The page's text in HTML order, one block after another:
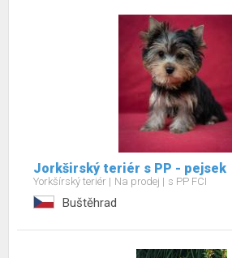
Jorkširský teriér s PP - pejsek
Yorkšírský teriér Na prodej s PP FCI
Buštěhrad